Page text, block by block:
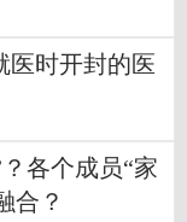
医时开封的医
各个成员“家
合？